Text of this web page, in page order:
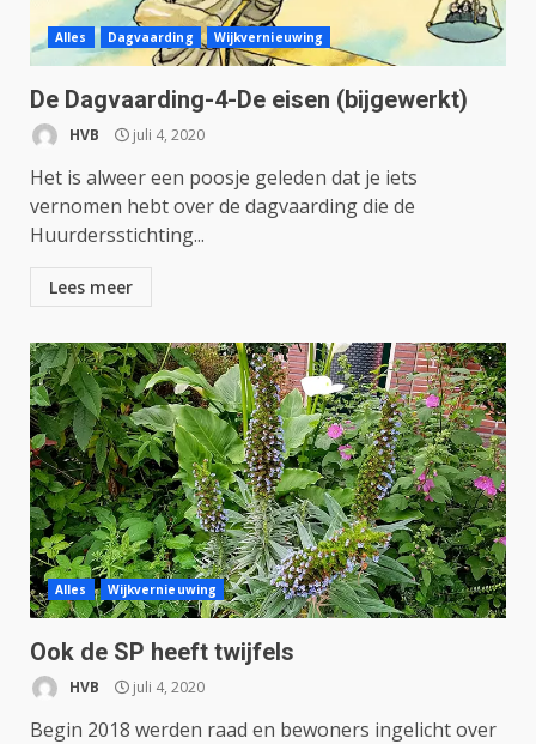
Alles Dagvaarding Wijkvernieuwing
De Dagvaarding-4-De eisen (bijgewerkt)
HVB juli 4, 2020
Het is alweer een poosje geleden dat je iets
vernomen hebt over de dagvaarding die de
Huurdersstichting...
Lees meer
Alles Wijkvernieuwing
Ook de SP heeft twijfels
HVB juli 4, 2020
Begin 2018 werden raad en bewoners ingelicht over